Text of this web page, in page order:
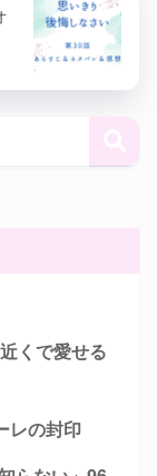
くで愛せる
レの封印